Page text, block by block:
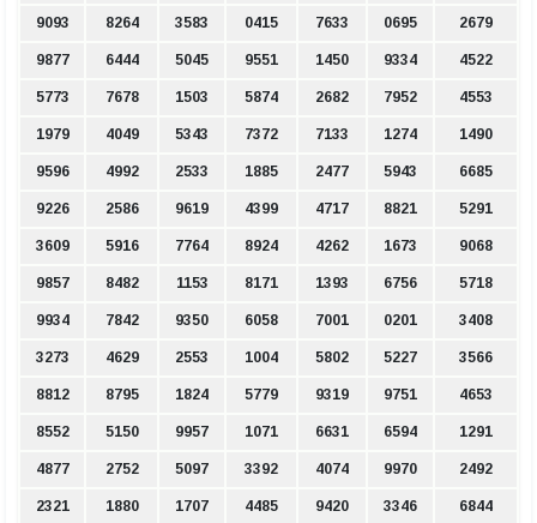
9093 8264 3583 0415 7633 0695 2679
9877 6444 5045 9551 1450 9334 4522
5773 7678 1503 5874 2682 7952 4553
1979 4049 5343 7372 7133 1274 1490
9596 4992 2533 1885 2477 5943 6685
9226 2586 9619 4399 4717 8821 5291
3609 5916 7764 8924 4262 1673 9068
9857 8482 1153 8171 1393 6756 5718
9934 7842 9350 6058 7001 0201 3408
3273 4629 2553 1004 5802 5227 3566
8812 8795 1824 5779 9319 9751 4653
8552 5150 9957 1071 6631 6594 1291
4877 2752 5097 3392 4074 9970 2492
2321 1880 1707 4485 9420 3346 6844